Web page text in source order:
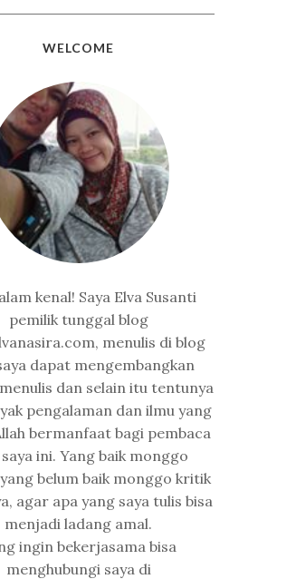
WELCOME
kenal! Saya Elva Susanti
pemilik tunggal blog
menulis di blog
dapat mengembangkan
dan selain itu tentunya
pengalaman dan ilmu yang
bermanfaat bagi pembaca
ini. Yang baik monggo
belum baik monggo kritik
agar apa yang saya tulis bisa
menjadi ladang amal.
ingin bekerjasama bisa
menghubungi saya di